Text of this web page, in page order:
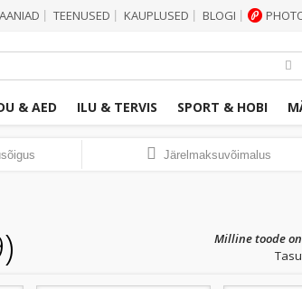
TEENUSED KAUPLUSED BLOGI
& AED ILU & TERVIS SPORT & HOBI
Järelmaksuvõimalus
Milline toode